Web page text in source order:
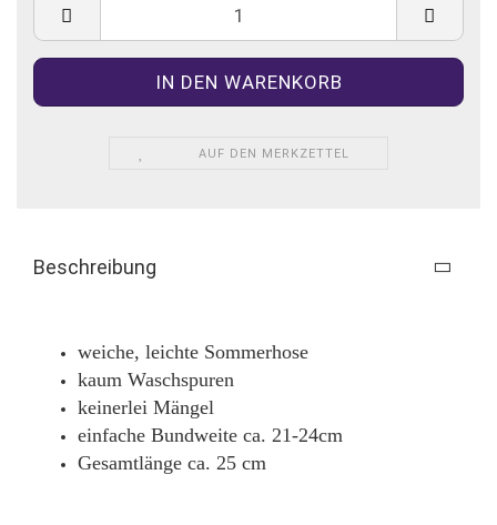
AUF DEN MERKZETTEL
Beschreibung
weiche, leichte Sommerhose
kaum Waschspuren
keinerlei Mängel
einfache Bundweite ca. 21-24cm
Gesamtlänge ca. 25 cm